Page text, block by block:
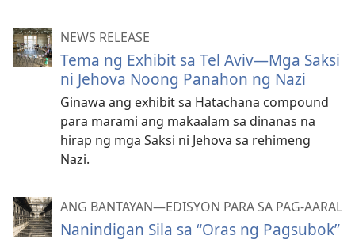
NEWS RELEASE
Tema ng Exhibit sa Tel Aviv—Mga Saksi
ni Jehova Noong Panahon ng Nazi
Ginawa ang exhibit sa Hatachana compound
para marami ang makaalam sa dinanas na
hirap ng mga Saksi ni Jehova sa rehimeng
Nazi.
ANG BANTAYAN—EDISYON PARA SA PAG-AARAL
Nanindigan Sila sa “Oras ng Pagsubok”